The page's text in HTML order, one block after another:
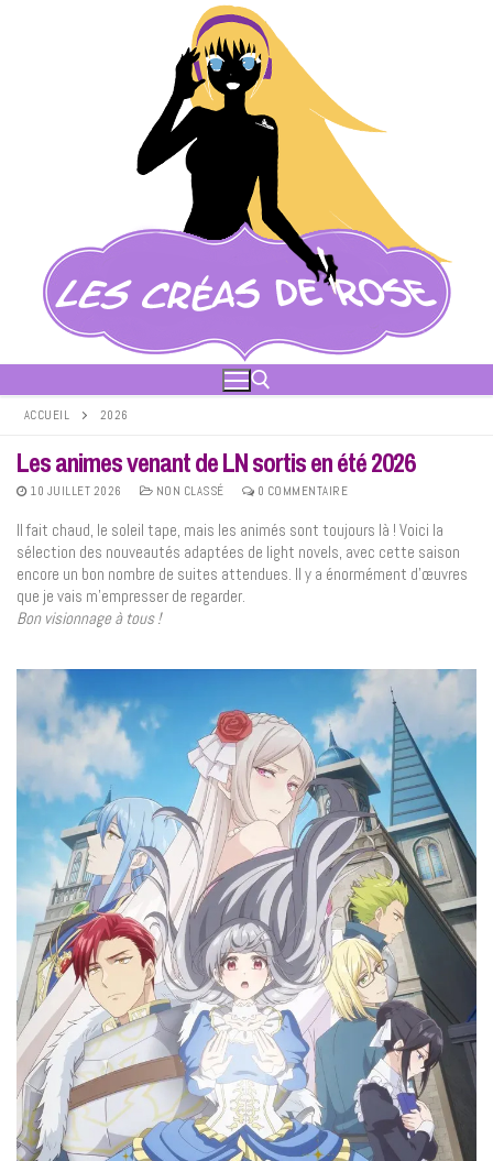
Rechercher :
ACCUEIL 2026
Les animes venant de LN sortis en été 2026
10 JUILLET 2026 NON CLASSÉ 0 COMMENTAIRE
Il fait chaud, le soleil tape, mais les animés sont toujours là ! Voici la
sélection des nouveautés adaptées de light novels, avec cette saison
encore un bon nombre de suites attendues. Il y a énormément d’œuvres
que je vais m’empresser de regarder.
Bon visionnage à tous !